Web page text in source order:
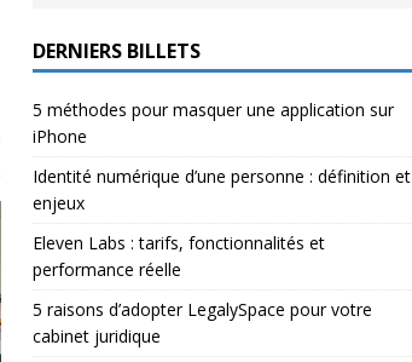
DERNIERS BILLETS
5 méthodes pour masquer une application sur
iPhone
Identité numérique d’une personne : définition et
enjeux
Eleven Labs : tarifs, fonctionnalités et
performance réelle
5 raisons d’adopter LegalySpace pour votre
cabinet juridique